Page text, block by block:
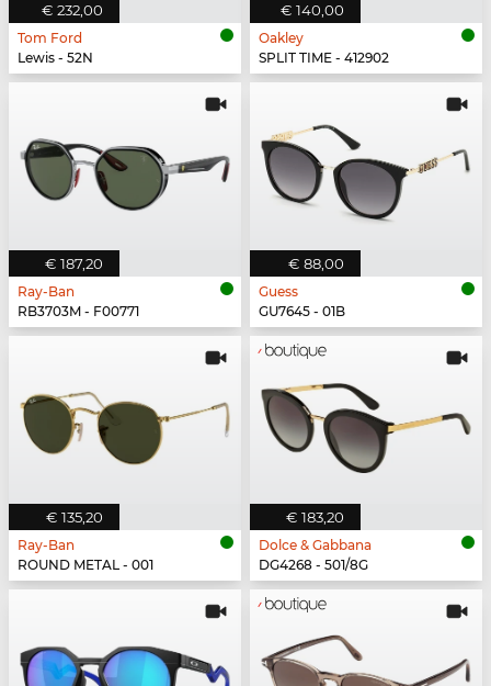
€ 232,00
Tom Ford
Lewis - 52N
€ 140,00
Oakley
SPLIT TIME - 412902
€ 187,20
Ray-Ban
RB3703M - F00771
€ 88,00
Guess
GU7645 - 01B
€ 135,20
Ray-Ban
ROUND METAL - 001
€ 183,20
Dolce & Gabbana
DG4268 - 501/8G